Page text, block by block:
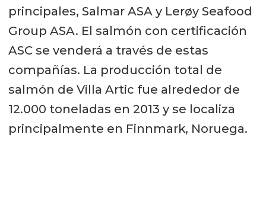
principales, Salmar ASA y Lerøy Seafood
Group ASA. El salmón con certificación
ASC se venderá a través de estas
compañías. La producción total de
salmón de Villa Artic fue alrededor de
12.000 toneladas en 2013 y se localiza
principalmente en Finnmark, Noruega.